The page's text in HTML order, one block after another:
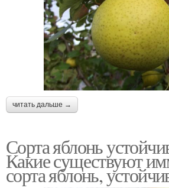
читать дальше →
Сорта яблонь
Какие существуют
сорта яблонь,